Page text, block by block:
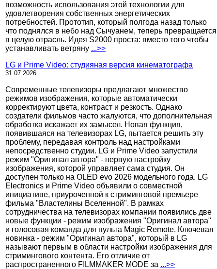
возможность использования этой технологии для
удовлетворения собственных энергетических
потребностей. Прототип, который полгода назад только
что поднялся в небо над Сычуанем, теперь превращается
в целую отрасль. Идея S2000 проста: вместо того чтобы
устанавливать ветряну ...>>
LG и Prime Video: студияная версия кинематографа
31.07.2026
Современные телевизоры предлагают множество
режимов изображения, которые автоматически
корректируют цвета, контраст и резкость. Однако
создатели фильмов часто жалуются, что дополнительная
обработка искажает их замысел. Новая функция,
появившаяся на телевизорах LG, пытается решить эту
проблему, передавая контроль над настройками
непосредственно студии. LG и Prime Video запустили
режим "Оригинал автора" - первую настройку
изображения, которой управляет сама студия. Он
доступен только на OLED evo 2026 модельного года. LG
Electronics и Prime Video объявили о совместной
инициативе, приуроченной к стриминговой премьере
фильма "Властелины Вселенной". В рамках
сотрудничества на телевизорах компании появились две
новые функции - режим изображения "Оригинал автора"
и голосовая команда для пульта Magic Remote. Ключевая
новинка - режим "Оригинал автора", который в LG
называют первым в области настройки изображения для
стримингового контента. Его отличие от
распространенного FILMMAKER MODE за ...>>